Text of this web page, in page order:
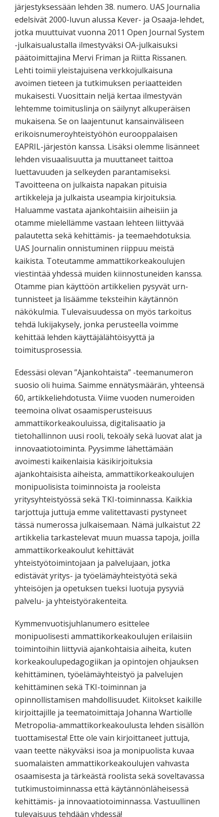
järjestyksessään lehden 38. numero. UAS Journalia
edelsivät 2000-luvun alussa Kever- ja Osaaja-lehdet,
jotka muuttuivat vuonna 2011 Open Journal System
-julkaisualustalla ilmestyväksi OA-julkaisuksi
päätoimittajina Mervi Friman ja Riitta Rissanen.
Lehti toimii yleistajuisena verkkojulkaisuna
avoimen tieteen ja tutkimuksen periaatteiden
mukaisesti. Vuosittain neljä kertaa ilmestyvän
lehtemme toimituslinja on säilynyt alkuperäisen
mukaisena. Se on laajentunut kansainväliseen
erikoisnumeroyhteistyöhön eurooppalaisen
EAPRIL-järjestön kanssa. Lisäksi olemme lisänneet
lehden visuaalisuutta ja muuttaneet taittoa
luettavuuden ja selkeyden parantamiseksi.
Tavoitteena on julkaista napakan pituisia
artikkeleja ja julkaista useampia kirjoituksia.
Haluamme vastata ajankohtaisiin aiheisiin ja
otamme mielellämme vastaan lehteen liittyvää
palautetta sekä kehittämis- ja teemaehdotuksia.
UAS Journalin onnistuminen riippuu meistä
kaikista. Toteutamme ammattikorkeakoulujen
viestintää yhdessä muiden kiinnostuneiden kanssa.
Otamme pian käyttöön artikkelien pysyvät urn-
tunnisteet ja lisäämme teksteihin käytännön
näkökulmia. Tulevaisuudessa on myös tarkoitus
tehdä lukijakysely, jonka perusteella voimme
kehittää lehden käyttäjälähtöisyyttä ja
toimitusprosessia.
Edessäsi olevan ”Ajankohtaista” -teemanumeron
suosio oli huima. Saimme ennätysmäärän, yhteensä
60, artikkeliehdotusta. Viime vuoden numeroiden
teemoina olivat osaamisperusteisuus
ammattikorkeakouluissa, digitalisaatio ja
tietohallinnon uusi rooli, tekoäly sekä luovat alat ja
innovaatiotoiminta. Pyysimme lähettämään
avoimesti kaikenlaisia käsikirjoituksia
ajankohtaisista aiheista, ammattikorkeakoulujen
monipuolisista toiminnoista ja rooleista
yritysyhteistyössä sekä TKI-toiminnassa. Kaikkia
tarjottuja juttuja emme valitettavasti pystyneet
tässä numerossa julkaisemaan. Nämä julkaistut 22
artikkelia tarkastelevat muun muassa tapoja, joilla
ammattikorkeakoulut kehittävät
yhteistyötoimintojaan ja palvelujaan, jotka
edistävät yritys- ja työelämäyhteistyötä sekä
yhteisöjen ja opetuksen tueksi luotuja pysyviä
palvelu- ja yhteistyörakenteita.
Kymmenvuotisjuhlanumero esittelee
monipuolisesti ammattikorkeakoulujen erilaisiin
toimintoihin liittyviä ajankohtaisia aiheita, kuten
korkeakoulupedagogiikan ja opintojen ohjauksen
kehittäminen, työelämäyhteistyö ja palvelujen
kehittäminen sekä TKI-toiminnan ja
opinnollistamisen mahdollisuudet. Kiitokset kaikille
kirjoittajille ja teematoimittaja Johanna Wartiolle
Metropolia-ammattikorkeakoulusta lehden sisällön
tuottamisesta! Ette ole vain kirjoittaneet juttuja,
vaan teette näkyväksi isoa ja monipuolista kuvaa
suomalaisten ammattikorkeakoulujen vahvasta
osaamisesta ja tärkeästä roolista sekä soveltavassa
tutkimustoiminnassa että käytännönläheisessä
kehittämis- ja innovaatiotoiminnassa. Vastuullinen
tulevaisuus tehdään yhdessä!